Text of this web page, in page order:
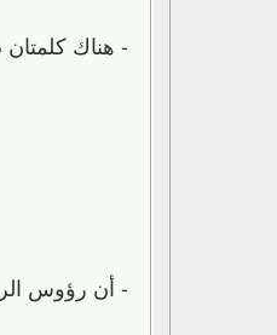
-‏ هناك
-‏ أن رؤوس